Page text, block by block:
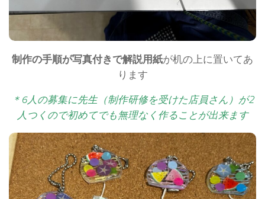
制作の手順が写真付きで解説用紙が机の上に置いてあ
ります
＊6人の募集に先生（制作研修を受けた店員さん）が2
人つくので初めてでも無理なく作ることが出来ます